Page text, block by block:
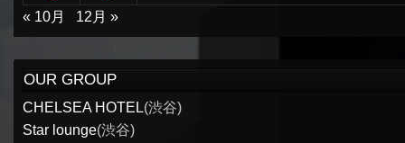
« 10月
12月 »
OUR GROUP
CHELSEA HOTEL(渋谷)
Star lounge(渋谷)